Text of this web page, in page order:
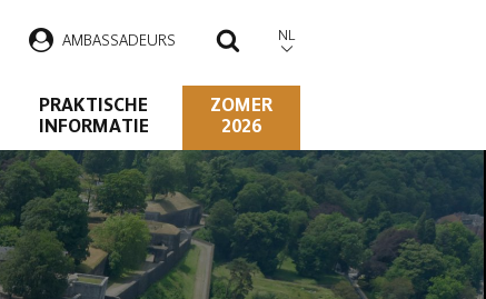
AMBASSADEURS ZOEKEN
NL
PRAKTISCHE
INFORMATIE
ZOMER
2026